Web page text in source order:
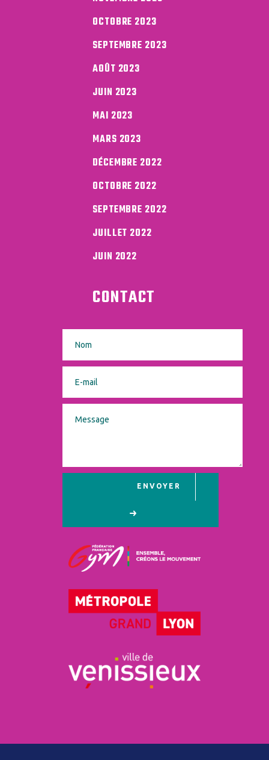
OCTOBRE 2023
SEPTEMBRE 2023
AOÛT 2023
JUIN 2023
MAI 2023
MARS 2023
DÉCEMBRE 2022
OCTOBRE 2022
SEPTEMBRE 2022
JUILLET 2022
JUIN 2022
CONTACT
ENVOYER